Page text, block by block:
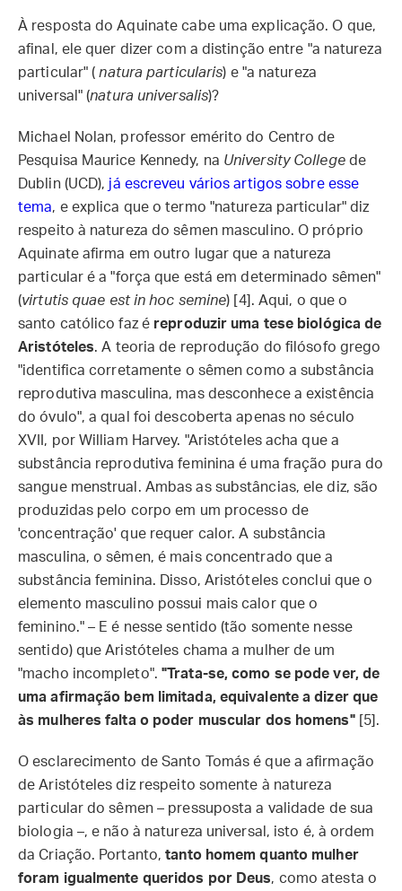
À resposta do Aquinate cabe uma explicação. O que,
afinal, ele quer dizer com a distinção entre "a natureza
particular" (natura particularis) e "a natureza
universal" (natura universalis)?
Michael Nolan, professor emérito do Centro de
Pesquisa Maurice Kennedy, na University Collegede
Dublin (UCD), já escreveu vários artigos sobre esse
tema, e explica que o termo "natureza particular" diz
respeito à natureza do sêmen masculino. O próprio
Aquinate afirma em outro lugar que a natureza
particular é a "força que está em determinado sêmen"
(virtutis quae est in hoc semine) [4]. Aqui, o que o
santo católico faz é reproduzir uma tese biológica de
Aristóteles. A teoria de reprodução do filósofo grego
"identifica corretamente o sêmen como a substância
reprodutiva masculina, mas desconhece a existência
do óvulo", a qual foi descoberta apenas no século
XVII, por William Harvey. "Aristóteles acha que a
substância reprodutiva feminina é uma fração pura do
sangue menstrual. Ambas as substâncias, ele diz, são
produzidas pelo corpo em um processo de
'concentração' que requer calor. A substância
masculina, o sêmen, é mais concentrado que a
substância feminina. Disso, Aristóteles conclui que o
elemento masculino possui mais calor que o
feminino." – E é nesse sentido (tão somente nesse
sentido) que Aristóteles chama a mulher de um
"macho incompleto"."Trata-se, como se pode ver, de
uma afirmação bem limitada, equivalente a dizer que
às mulheres falta o poder muscular dos homens"[5].
O esclarecimento de Santo Tomás é que a afirmação
de Aristóteles diz respeito somente à natureza
particular do sêmen – pressuposta a validade de sua
biologia –, e não à natureza universal, isto é, à ordem
da Criação. Portanto,tanto homem quanto mulher
foram igualmente queridos por Deus, como atesta o